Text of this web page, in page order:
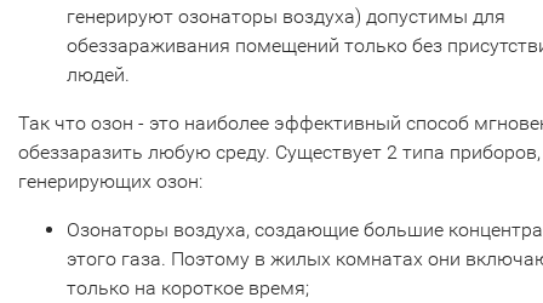
генерируют озонаторы воздуха) допустимы для
обеззараживания помещений только без
людей.
Так что озон - это наиболее эффективный способ
обеззаразить любую среду. Существует 2 типа приборов,
генерирующих озон:
Озонаторы воздуха, создающие большие
этого газа. Поэтому в жилых комнатах они
только на короткое время;